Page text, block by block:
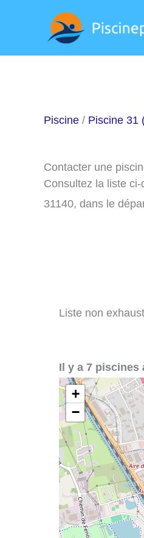
Piscine / Piscine 31
Contacter une
Consultez la liste
31140, dans le
Liste non
Il y a 7 piscines
+
−